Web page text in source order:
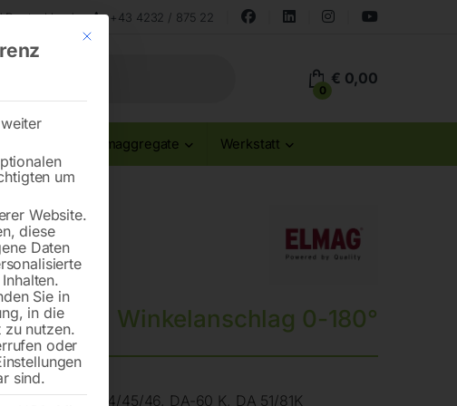
Deutschland +43 4232 / 875 22
0
€ 0,00
Stromaggregate Werkstatt
Winkelanschlag 0-180°
K u. DA-36/44/45/46, DA-60 K, DA 51/81K
Mit diesem Button wird der Dialog geschlossen. Seine Funktionalität ist
um
Website.
diese
Daten
Sie in
in die
zu nutzen.
oder
sind.